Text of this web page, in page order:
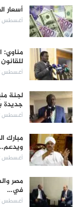
أسعار
أغسطس 9, 2026
مناوي:
أغسطس 9, 2026
لجنة
جديدة
أغسطس 9, 2026
مبارك
أغسطس 9, 2026
مصر
في…
أغسطس 9, 2026